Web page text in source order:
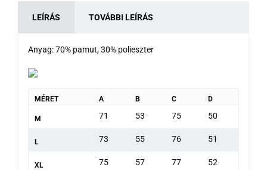
LEÍRÁS TOVÁBBI LEÍRÁS
Anyag: 70% pamut, 30% polieszter
MÉRET A B C D
M 71 53 75 50
L 73 55 76 51
XL 75 57 77 52